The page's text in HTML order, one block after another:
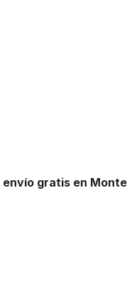
envío gratis en